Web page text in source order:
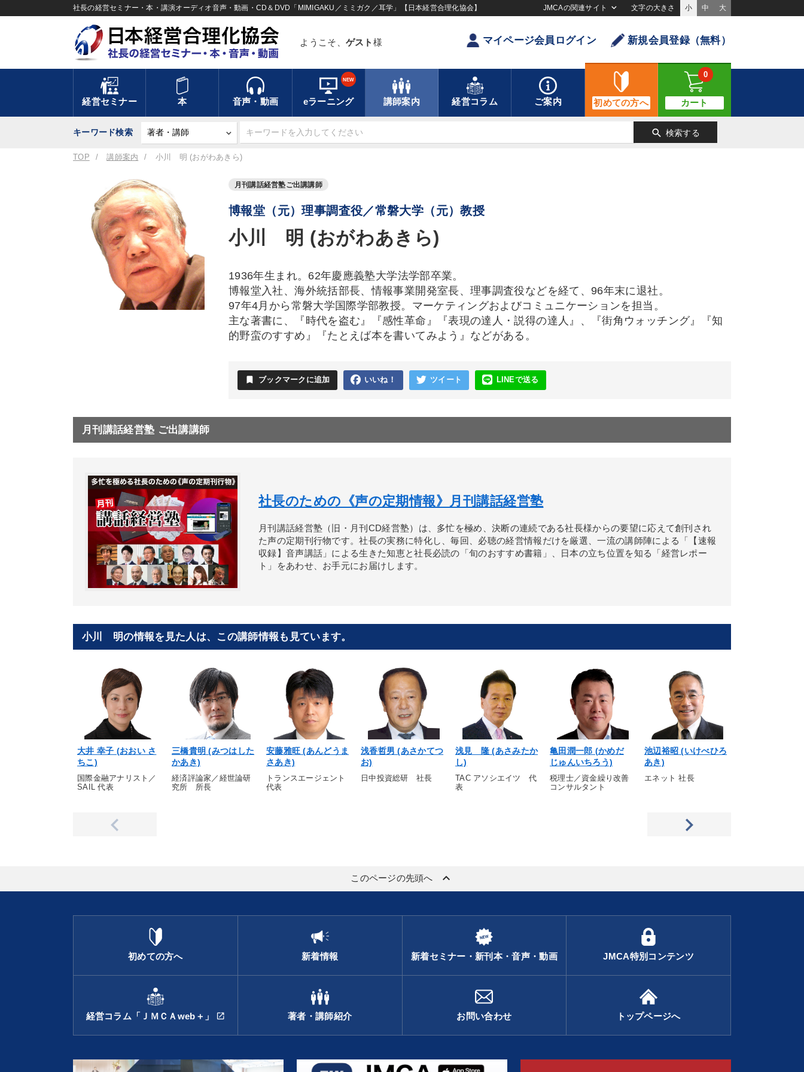
社長の経営セミナー・本・講演オーディオ音声・動画・CD＆DVD「MIMIGAKU／ミミガク／耳学」【日本経営合理化協会】 JMCAの関連サイト 文字の大きさ 小 中 大
ようこそ、 ゲスト 様 マイページ会員ログイン 新規会員登録（無料）
経営セミナー 本 音声・動画 eラーニング
NEW
講師案内 経営コラム ご案内 初めての方へ カート
0
キーワード検索 search 検索する
TOP 講師案内 小川 明 (おがわあきら)
月刊講話経営塾ご出講講師
博報堂（元）理事調査役／常磐大学（元）教授
小川 明 (おがわあきら)
1936年生まれ。62年慶應義塾大学法学部卒業。
博報堂入社、海外統括部長、情報事業開発室長、理事調査役などを経て、96年末に退社。
97年4月から常磐大学国際学部教授。マーケティングおよびコミュニケーションを担当。
主な著書に、『時代を盗む』『感性革命』『表現の達人・説得の達人』、『街角ウォッチング』『知
的野蛮のすすめ』『たとえば本を書いてみよう』などがある。
bookmark ブックマークに追加 いいね！ ツイート LINEで送る
月刊講話経営塾 ご出講講師
社長のための《声の定期情報》月刊講話経営塾
月刊講話経営塾（旧・月刊CD経営塾）は、多忙を極め、決断の連続である社長様からの要望に応えて創刊され
た声の定期刊行物です。社長の実務に特化し、毎回、必聴の経営情報だけを厳選、一流の講師陣による「【速報
収録】音声講話」による生きた知恵と社長必読の「旬のおすすめ書籍」、日本の立ち位置を知る「経営レポー
ト」をあわせ、お手元にお届けします。
小川 明の情報を見た人は、この講師情報も見ています。
大井 幸子 (おおい さ
ちこ)
国際金融アナリスト／
SAIL 代表
三橋貴明 (みつはした
かあき)
経済評論家／経世論研
究所 所長
安藤雅旺 (あんどうま
さあき)
トランスエージェント
代表
浅香哲男 (あさかてつ
お)
日中投資総研 社長
浅見 隆 (あさみたか
し)
TAC アソシエイツ 代
表
亀田潤一郎 (かめだ
じゅんいちろう)
税理士／資金繰り改善
コンサルタント
池辺裕昭 (いけべひろ
あき)
エネット 社長
このページの先頭へ keyboard_arrow_up
初めての方へ 新着情報 新着セミナー・新刊本・音声・動画 JMCA特別コンテンツ
経営コラム「ＪＭＣＡweb＋」 open_in_new 著者・講師紹介 お問い合わせ トップページへ